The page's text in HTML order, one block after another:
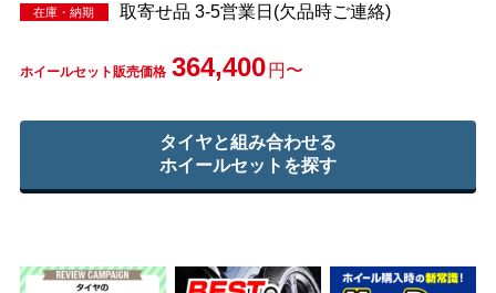
在庫・納期 取寄せ品 3-5営業日(欠品時ご連絡)
ホイールセット販売価格 364,400 円〜
タイヤと組み合わせる
ホイールセットを探す